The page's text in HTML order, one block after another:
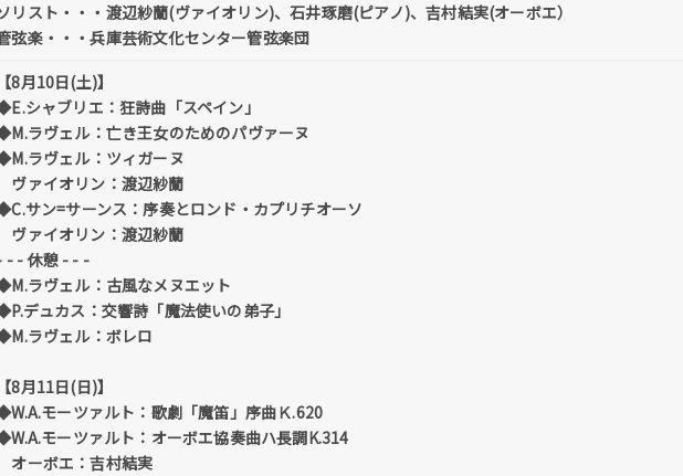
リスト・・・渡辺紗蘭(ヴァイオリン)、石井琢磨(ピアノ)、吉村結実(オーボエ）
弦楽・・・兵庫芸術文化センター管弦楽団
8月10日(土)】
シャブリエ：狂詩曲「スペイン」
ラヴェル：亡き王女のためのパヴァーヌ
ラヴェル：ツィガーヌ
ァイオリン：渡辺紗蘭
サン=サーンス：序奏とロンド・カプリチオーソ
ァイオリン：渡辺紗蘭
- - 休憩 - - -
ラヴェル：古風なメヌエット
デュカス：交響詩「魔法使いの弟子」
ラヴェル：ボレロ
8月11日(日)】
モーツァルト：歌劇「魔笛」序曲Ｋ.620
モーツァルト：オーボエ協奏曲ハ長調K.314
ーボエ：吉村結実